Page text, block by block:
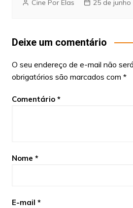
Cine Por Elas 25 de junho
Deixe um comentário
O seu endereço de e-mail não
obrigatórios são marcados com *
Comentário *
Nome *
E-mail *